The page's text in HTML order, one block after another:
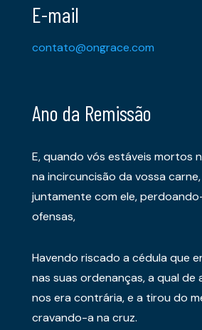
E-mail
contato@ongrace.com
Ano da Remissão
E, quando vós estáveis mortos
na incircuncisão da vossa
juntamente com ele,
ofensas,
Havendo riscado a cédula que
nas suas ordenanças, a qual de
nos era contrária, e a tirou do
cravando-a na cruz.